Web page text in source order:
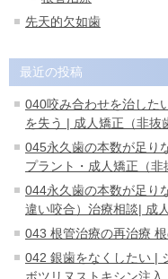
先天的欠如歯
最近の投稿
040咬み合わせを治した
を失う | 成人矯正（非抜
045永久歯の本数が足り
プラント・成人矯正（非
044永久歯の本数が足り
違い咬合）治療相談| 成
043 根管治療の再治療
042 銀歯をなくしたい |